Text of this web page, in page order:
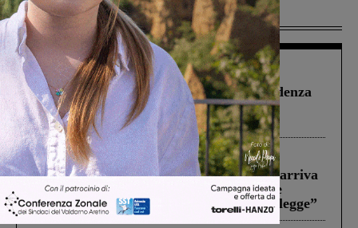
Più lette
Figline Incisa Valdarno 1 Agosto 2026
Piscina di Figline finanziata oltre la scadenza
Pnrr, il gruppo di Fratelli d’Italia: “Un
ringraziamento al Governo”
Reggello 30 Luglio 2026
Reggello, la chiusura di ‘Mordi e fuggi’ arriva
in Consiglio. Il sindaco: “Come Comune
abbiamo agito solo per far rispettare la legge”